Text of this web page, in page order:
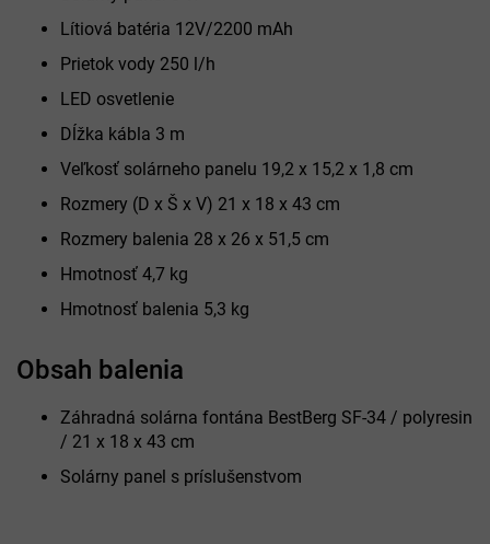
Lítiová batéria 12V/2200 mAh
Prietok vody 250 l/h
LED osvetlenie
Dĺžka kábla 3 m
Veľkosť solárneho panelu 19,2 x 15,2 x 1,8 cm
Rozmery (D x Š x V) 21 x 18 x 43 cm
Rozmery balenia 28 x 26 x 51,5 cm
Hmotnosť 4,7 kg
Hmotnosť balenia 5,3 kg
Obsah balenia
Záhradná solárna fontána BestBerg SF-34 / polyresin
/ 21 x 18 x 43 cm
Solárny panel s príslušenstvom